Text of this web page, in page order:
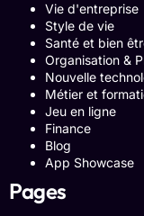
Vie d'entreprise
Style de vie
Santé et bien
Organisation &
Nouvelle
Métier et
Jeu en ligne
Finance
Blog
App Showcase
Pages